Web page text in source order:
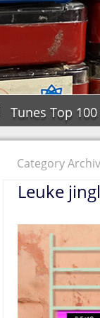
Tunes Top 100
Category
Leuke